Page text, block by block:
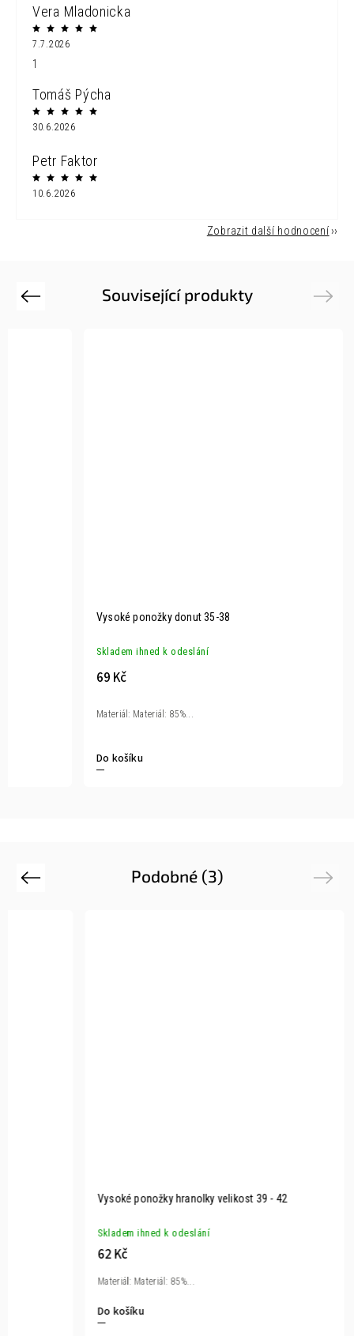
Vera Mladonicka
7.7.2026
1
Tomáš Pýcha
30.6.2026
Petr Faktor
10.6.2026
Zobrazit další hodnocení
Související produkty
Previous
Vysoké ponožky donut 35-38
Skladem ihned k odeslání
69 Kč
Do košíku
Materiál: Materiál: 85%...
Next
Podobné (3)
Previous
Vysoké ponožky hranolky velikost 39 - 42
Skladem ihned k odeslání
62 Kč
Do košíku
Materiál: Materiál: 85%...
Next